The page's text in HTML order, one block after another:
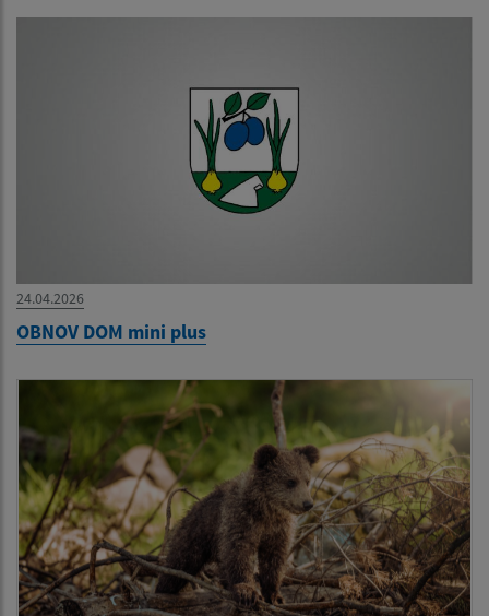
24.04.2026
OBNOV DOM mini plus